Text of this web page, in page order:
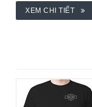
XEM CHI TIẾT